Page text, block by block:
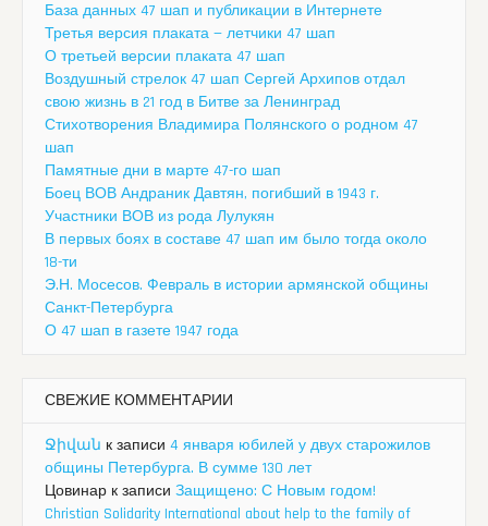
База данных 47 шап и публикации в Интернете
Третья версия плаката — летчики 47 шап
О третьей версии плаката 47 шап
Воздушный стрелок 47 шап Сергей Архипов отдал
свою жизнь в 21 год в Битве за Ленинград
Стихотворения Владимира Полянского о родном 47
шап
Памятные дни в марте 47-го шап
Боец ВОВ Андраник Давтян, погибший в 1943 г.
Участники ВОВ из рода Лулукян
В первых боях в составе 47 шап им было тогда около
18-ти
Э.Н. Мосесов. Февраль в истории армянской общины
Санкт-Петербурга
О 47 шап в газете 1947 года
СВЕЖИЕ КОММЕНТАРИИ
Ջիվան к записи 4 января юбилей у двух старожилов
общины Петербурга. В сумме 130 лет
Цовинар к записи Защищено: С Новым годом!
Christian Solidarity International about help to the family of